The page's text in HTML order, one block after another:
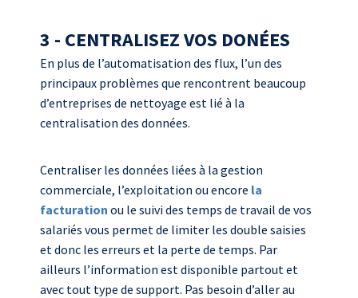
3 - CENTRALISEZ VOS DONÉES
En plus de l’automatisation des flux, l’un des
principaux problèmes que rencontrent beaucoup
d’entreprises de nettoyage est lié à la
centralisation des données.
Centraliser les données liées à la gestion
commerciale, l’exploitation ou encore la
facturation ou le suivi des temps de travail de vos
salariés vous permet de limiter les double saisies
et donc les erreurs et la perte de temps. Par
ailleurs l’information est disponible partout et
avec tout type de support. Pas besoin d’aller au